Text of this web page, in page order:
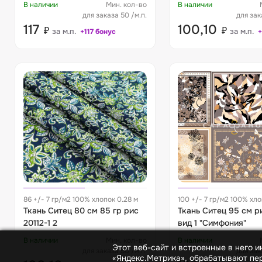
В наличии
Мин. кол-во
для заказа 50 /м.п.
117 ₽ за м.п. +117 бонус
В наличии
для
100,10 ₽ за м.п.
86 +/- 7 гр/м2 100% хлопок 0.28 м
Ткань Ситец 80 см 85 гр рис
20112-1 2
В наличии
для заказа 50 /м.п.
100 +/- 7 гр/м2 100%
Ткань Ситец 95 см
вид 1 "Симфония"
В наличии
для
Этот веб-сайт и встроенные в него
«Яндекс.Метрика», обрабатывают